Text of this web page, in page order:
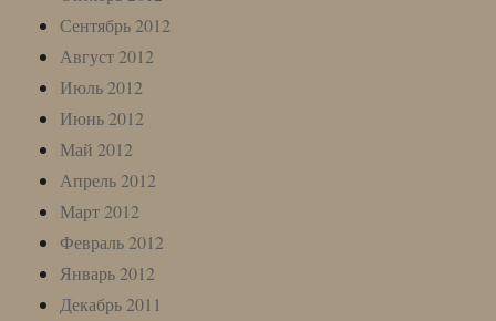
Сентябрь 2012
Август 2012
Июль 2012
Июнь 2012
Май 2012
Апрель 2012
Март 2012
Февраль 2012
Январь 2012
Декабрь 2011